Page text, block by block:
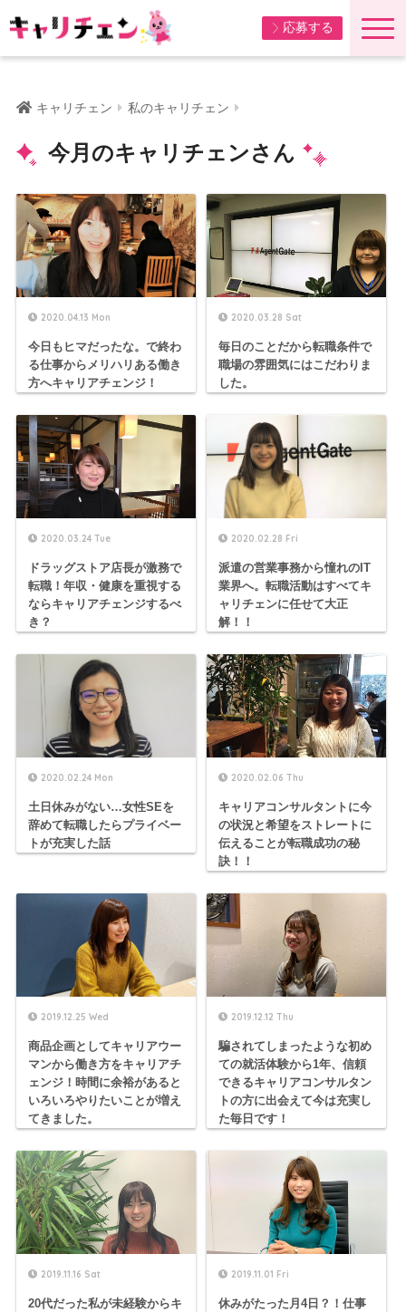
応募する
キャリチェン 私のキャリチェン
今月のキャリチェンさん
2020.04.13 Mon
今日もヒマだったな。で終わ
る仕事からメリハリある働き
方へキャリアチェンジ！
2020.03.28 Sat
毎日のことだから転職条件で
職場の雰囲気にはこだわりま
した。
2020.03.24 Tue
ドラッグストア店長が激務で
転職！年収・健康を重視する
ならキャリアチェンジするべ
き？
2020.02.28 Fri
派遣の営業事務から憧れのIT
業界へ。転職活動はすべてキ
ャリチェンに任せて大正
解！！
2020.02.24 Mon
土日休みがない…女性SEを
辞めて転職したらプライベー
トが充実した話
2020.02.06 Thu
キャリアコンサルタントに今
の状況と希望をストレートに
伝えることが転職成功の秘
訣！！
2019.12.25 Wed
商品企画としてキャリアウー
マンから働き方をキャリアチ
ェンジ！時間に余裕があると
いろいろやりたいことが増え
てきました。
2019.12.12 Thu
騙されてしまったような初め
ての就活体験から1年、信頼
できるキャリアコンサルタン
トの方に出会えて今は充実し
た毎日です！
2019.11.16 Sat
20代だった私が未経験からキ
2019.11.01 Fri
休みがたった月4日？！仕事